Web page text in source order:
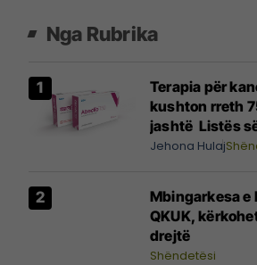
Nga Rubrika
Terapia për
kushton rreth
jashtë Listës
Esenciale,
Jehona Hulaj
Mbingarkesa e
QKUK,
drejtë
Shëndetësi